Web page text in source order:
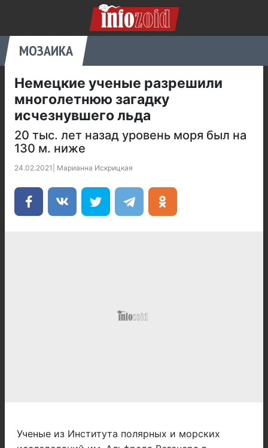
МОЗАИКА
Немецкие ученые разрешили
многолетнюю загадку
исчезнувшего льда
20 тыс. лет назад уровень моря был на
130 м. ниже
24.02.2021 Марианна Искрицкая
Ученые из Института полярных и морских